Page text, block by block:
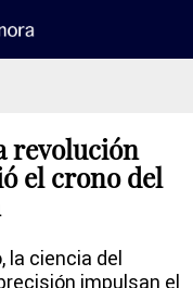
revolución
el crono del
la ciencia del
impulsan el